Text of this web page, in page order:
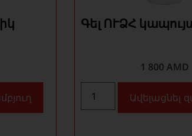
Գել ՈՒՁՀ
1 800 AMD
Ավելացնել